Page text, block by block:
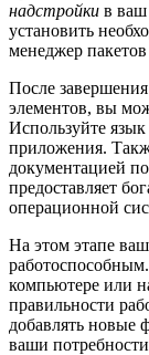
надстройки в ваш
установить
менеджер
После
элементов, вы
Используйте
приложения.
документацией по
предоставляет
операционной
На этом этапе
компьютере или
правильности
добавлять новые
ваши